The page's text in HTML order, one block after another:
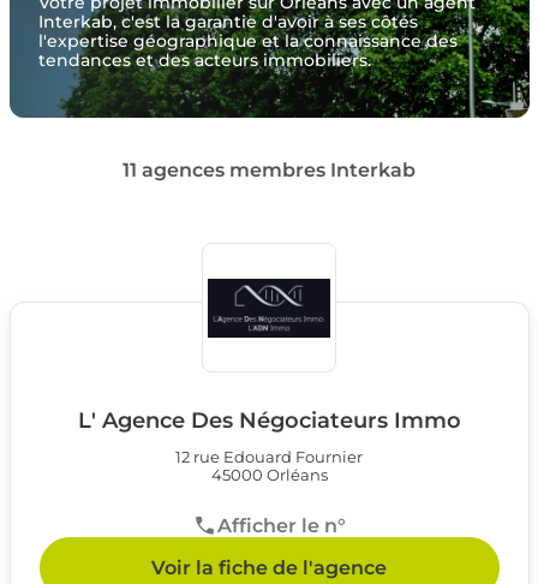
Interkab, c'est la garantie d'avoir à ses côtés
l'expertise géographique et la connaissance des
tendances et des acteurs immobiliers.
11 agences membres Interkab
L' Agence Des Négociateurs Immo
12 rue Edouard Fournier
45000 Orléans
Afficher le n°
Voir la fiche de l'agence